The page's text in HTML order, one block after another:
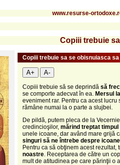
www.resurse-
Copiii trebuie
Copiii trebuie sa se obisnuiasca
A+ A-
Copiii trebuie să se deprindă să
se comporte adecvat în ea. Mersul
eveniment rar. Pentru ca acest
rămâne numai la o parte a slujbei.
De pildă, putem pleca de la
credincioşilor, mărind treptat
unele icoane, dar având mare grijă
singuri să ne întrebe despre icoane
Pentru ca să obţinem acest rezultat,
noastre . Receptarea de către un
mult de atitudinea pe care părinţii o